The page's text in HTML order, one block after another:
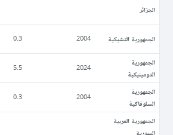
الجزائر
الجمهورية التشيكية 2004
0.3
الجمهورية
الدومينيكية
2024
5.5
الجمهورية
السلوفاكية
2004
0.3
الجمهورية العربية
السورية